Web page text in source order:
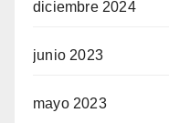
diciembre 2024
junio 2023
mayo 2023